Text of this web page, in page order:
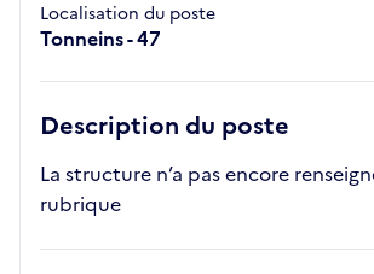
Localisation du poste
Tonneins - 47
Description du poste
La structure n’a pas encore
rubrique